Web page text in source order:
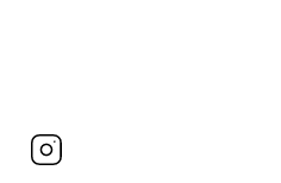
Facebook